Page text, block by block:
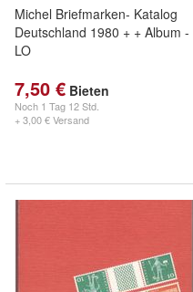
Michel Briefmarken- Katalog
Deutschland 1980 + + Album -
LO
7,50 € Bieten
Noch 1 Tag 12 Std.
+ 3,00 € Versand